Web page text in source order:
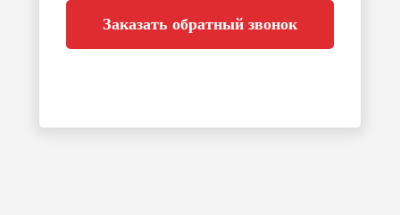
Заказать обратный звонок